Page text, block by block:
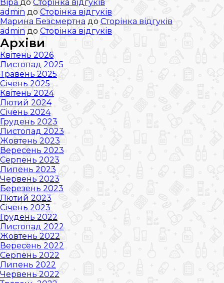
Віра до Сторінка відгуків
admin до Сторінка відгуків
Марина Безсмертна до Сторінка відгуків
admin до Сторінка відгуків
Архіви
Квітень 2026
Листопад 2025
Травень 2025
Січень 2025
Квітень 2024
Лютий 2024
Січень 2024
Грудень 2023
Листопад 2023
Жовтень 2023
Вересень 2023
Серпень 2023
Липень 2023
Червень 2023
Березень 2023
Лютий 2023
Січень 2023
Грудень 2022
Листопад 2022
Жовтень 2022
Вересень 2022
Серпень 2022
Липень 2022
Червень 2022